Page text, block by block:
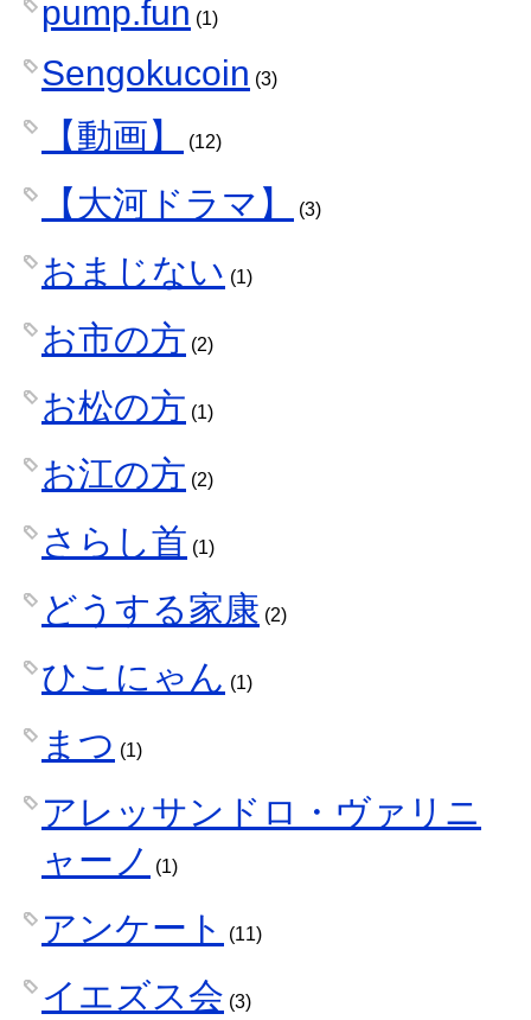
pump.fun (1)
Sengokucoin (3)
【動画】 (12)
【大河ドラマ】 (3)
おまじない (1)
お市の方 (2)
お松の方 (1)
お江の方 (2)
さらし首 (1)
どうする家康 (2)
ひこにゃん (1)
まつ (1)
アレッサンドロ・ヴァリニ
ャーノ
(1)
アンケート (11)
イエズス会 (3)